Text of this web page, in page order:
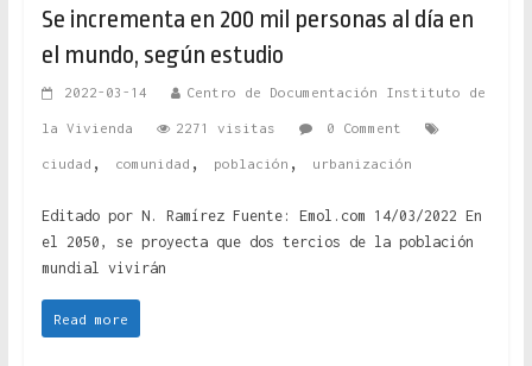
Se incrementa en 200 mil personas al día en
el mundo, según estudio
2022-03-14 Centro de Documentación Instituto de
la Vivienda 2271 visitas 0 Comment
ciudad , comunidad , población , urbanización
Editado por N. Ramírez Fuente: Emol.com 14/03/2022 En
el 2050, se proyecta que dos tercios de la población
mundial vivirán
Read more